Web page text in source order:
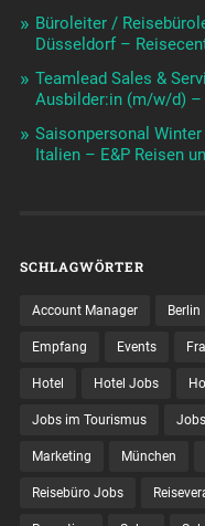
Büroleiter /
Düsseldorf –
Teamlead Sales &
Ausbilder:in (m/w/d) –
Saisonpersonal
Italien – E&P Reisen
SCHLAGWÖRTER
Account Manager Berlin
Empfang Events
Hotel Hotel Jobs
Jobs im Tourismus
Marketing München
Reisebüro Jobs